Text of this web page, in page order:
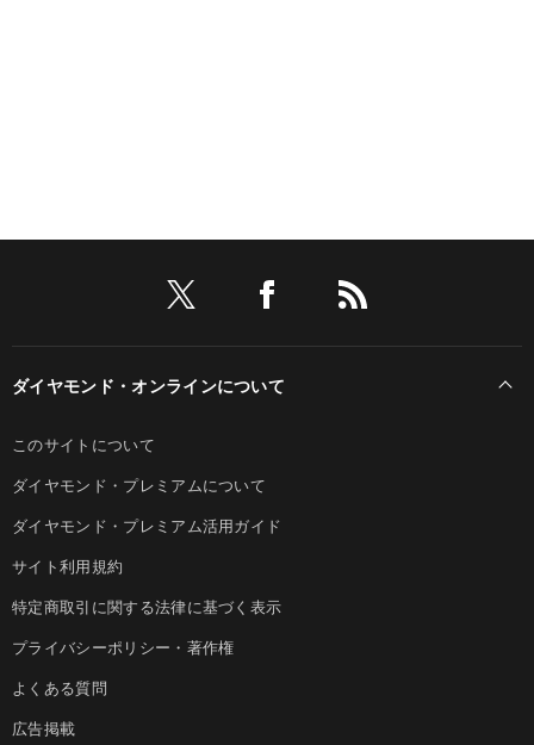
ダイヤモンド・オンラインについて
このサイトについて
ダイヤモンド・プレミアムについて
ダイヤモンド・プレミアム活用ガイド
サイト利用規約
特定商取引に関する法律に基づく表示
プライバシーポリシー・著作権
よくある質問
広告掲載